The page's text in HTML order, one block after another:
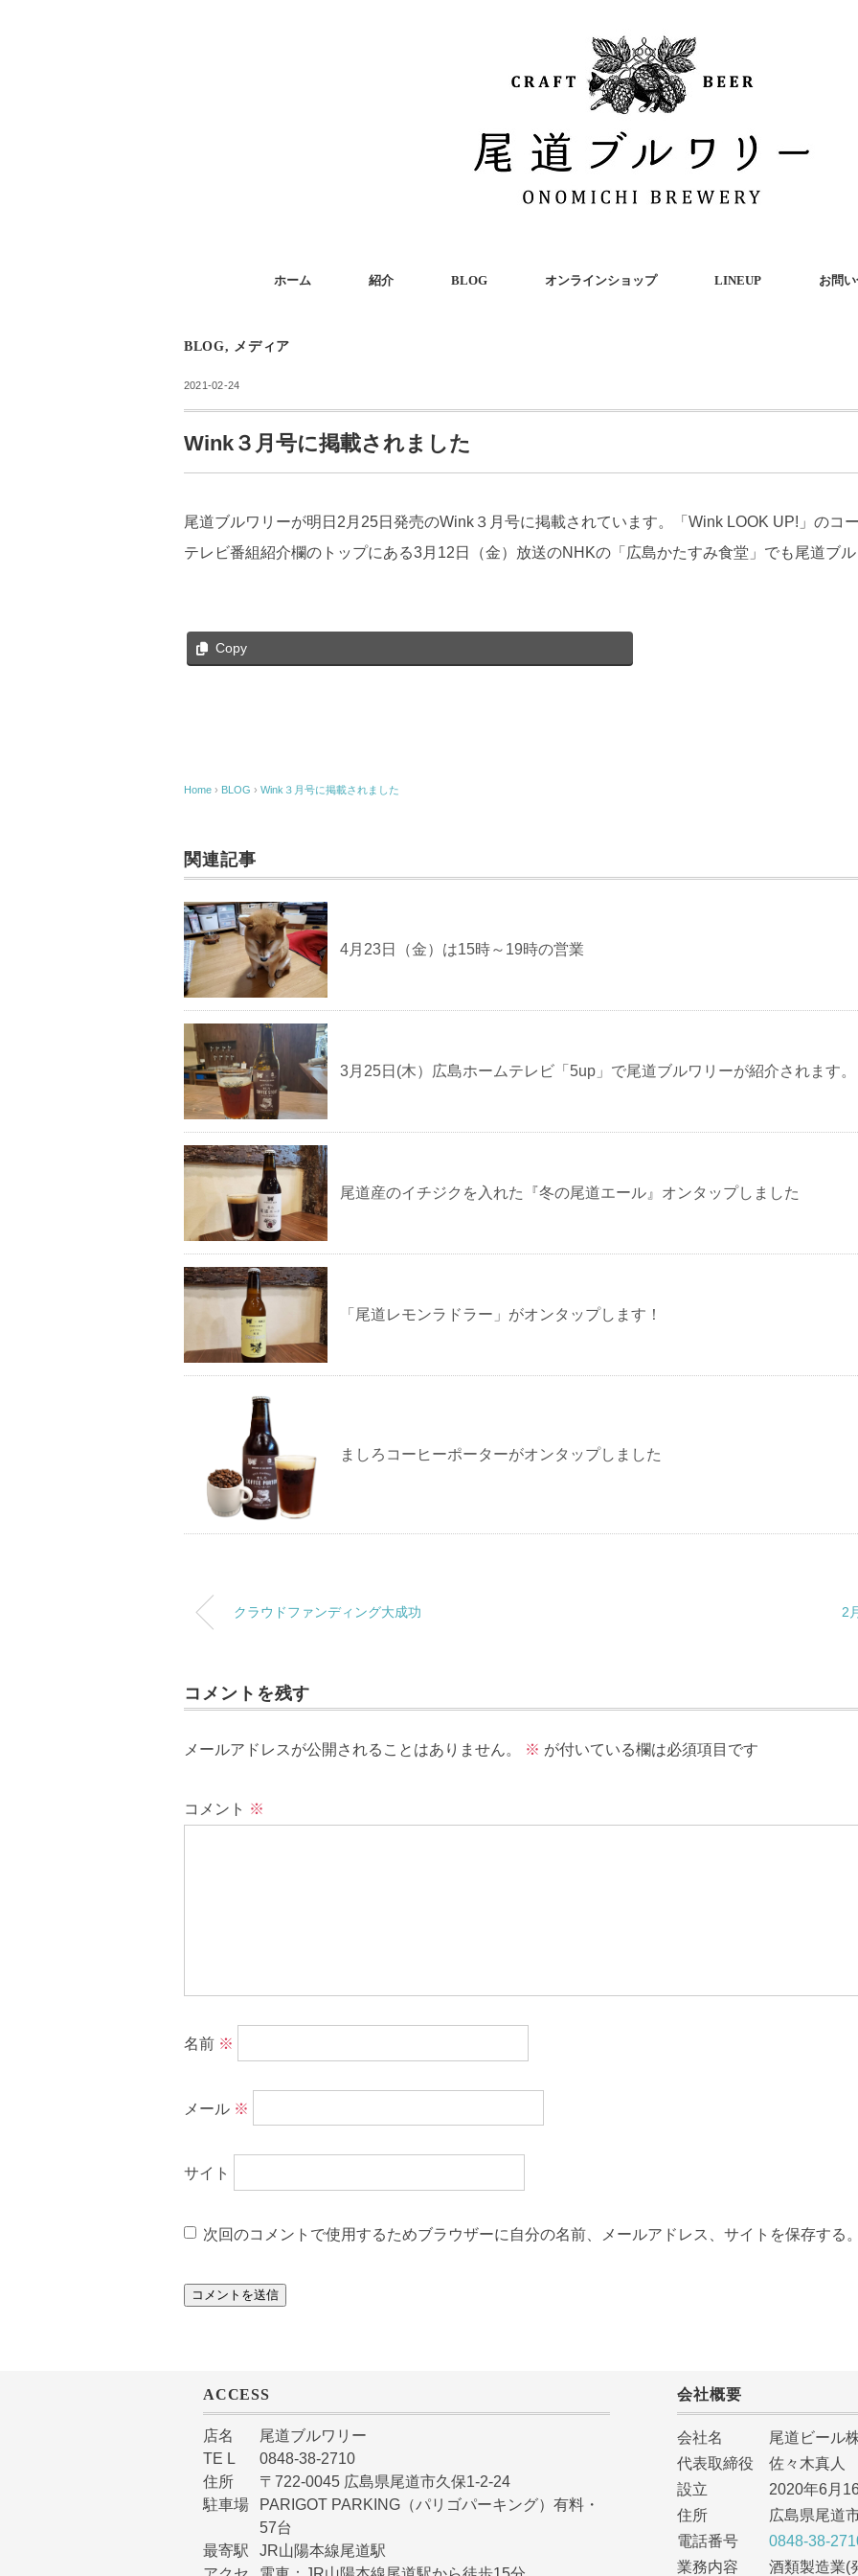
ホーム 紹介 BLOG オンラインショップ LINEUP お問
BLOG, メディア
2021-02-24
Wink３月号に掲載されました
尾道ブルワリーが明日2月25日発売のWink３月号に掲載されています。「Wink LOOK UP!」のコ
テレビ番組紹介欄のトップにある3月12日（金）放送のNHKの「広島かたすみ食堂」でも尾道ブル
Copy
Home › BLOG › Wink３月号に掲載されました
関連記事
4月23日（金）は15時～19時の営業
3月25日(木）広島ホームテレビ「5up」で尾道ブルワリーが紹介されます。
尾道産のイチジクを入れた『冬の尾道エール』オンタップしました
「尾道レモンラドラー」がオンタップします！
ましろコーヒーポーターがオンタップしました
クラウドファンディング大成功 2
コメントを残す
メールアドレスが公開されることはありません。 ※ が付いている欄は必須項目です
コメント ※
名前 ※
メール ※
サイト
次回のコメントで使用するためブラウザーに自分の名前、メールアドレス、サイトを保存する。
ACCESS
店名
尾道ブルワリー
TE L
0848-38-2710
住所
〒722-0045 広島県尾道市久保1-2-24
駐車場
PARIGOT PARKING（パリゴパーキング）有料・
57台
最寄駅
JR山陽本線尾道駅
会社概要
会社名 尾道ビール株
代表取締役 佐々木真人
設立 2020年6月16
住所 広島県尾道市
電話番号0848-38-
業務内容 酒類製造業(